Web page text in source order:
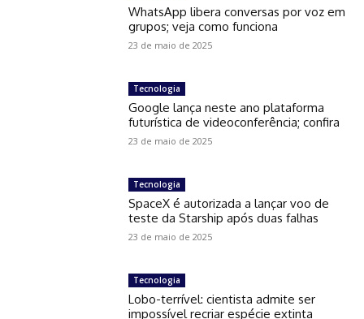
WhatsApp libera conversas por voz em
grupos; veja como funciona
23 de maio de 2025
Tecnologia
Google lança neste ano plataforma
futurística de videoconferência; confira
23 de maio de 2025
Tecnologia
SpaceX é autorizada a lançar voo de
teste da Starship após duas falhas
23 de maio de 2025
Tecnologia
Lobo-terrível: cientista admite ser
impossível recriar espécie extinta